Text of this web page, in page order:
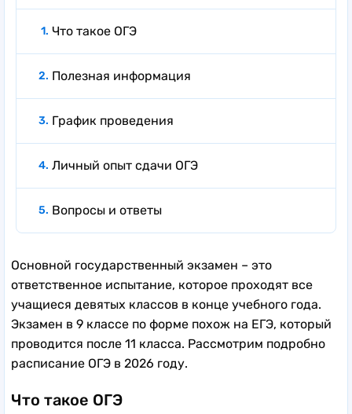
Что такое ОГЭ
Полезная информация
График проведения
Личный опыт сдачи ОГЭ
Вопросы и ответы
Основной государственный экзамен – это
ответственное испытание, которое проходят все
учащиеся девятых классов в конце учебного года.
Экзамен в 9 классе по форме похож на ЕГЭ, который
проводится после 11 класса. Рассмотрим подробно
расписание ОГЭ в 2026 году.
Что такое ОГЭ